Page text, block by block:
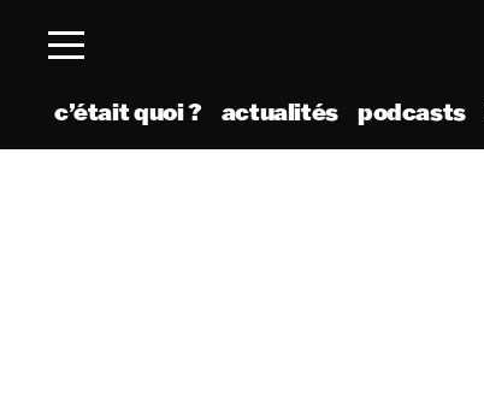
c’était quoi ? actualités podcasts